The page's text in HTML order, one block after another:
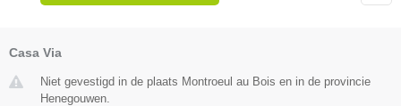
Casa Via
Niet gevestigd in de plaats Montroeul au Bois en in de provincie
Henegouwen.